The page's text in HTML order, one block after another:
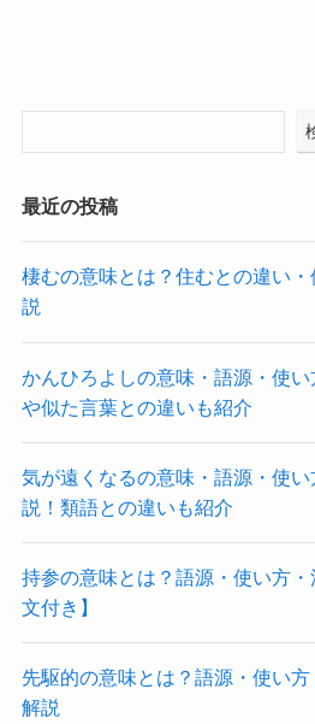
最近の投稿
棲むの意味とは？住むとの違い
説
かんひろよしの意味・語源・使
や似た言葉との違いも紹介
気が遠くなるの意味・語源・使
説！類語との違いも紹介
持参の意味とは？語源・使い方
文付き】
先駆的の意味とは？語源・使い
解説